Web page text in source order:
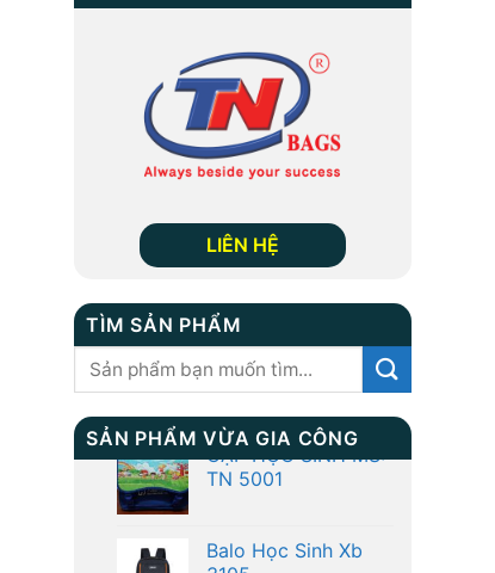
LIÊN HỆ
TÌM SẢN PHẨM
Tìm
SẢN PHẨM VỪA GIA CÔNG
Balo Học Sinh Xb